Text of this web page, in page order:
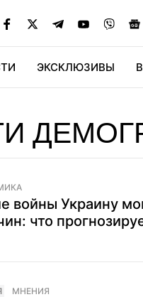
ЭКСКЛЮЗИВЫ
войны Украину
что
МНЕНИЯ